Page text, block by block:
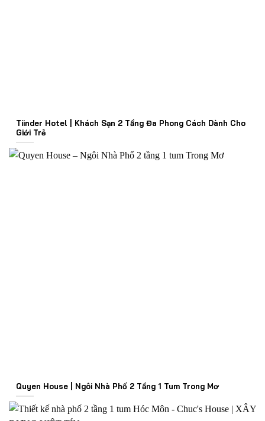
Tiinder Hotel | Khách Sạn 2 Tầng Đa Phong Cách Dành Cho
Giới Trẻ
Quyen House | Ngôi Nhà Phố 2 Tầng 1 Tum Trong Mơ